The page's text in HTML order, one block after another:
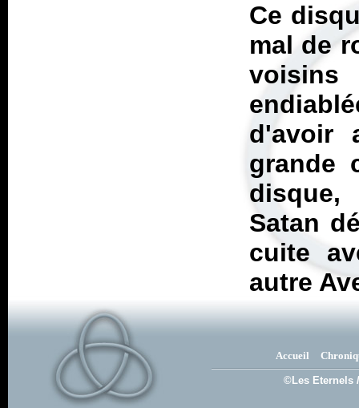
Ce
mal de
d'avoir
grande
Satan
cuite
autre
Accueil
©Les Eternels